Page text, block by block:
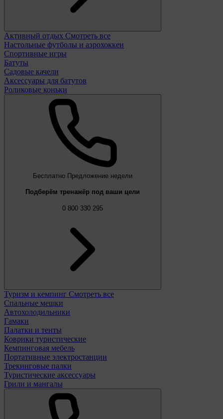
Активный отдых Смотреть все
Настольные футболы и аэрохоккеи
Спортивные игры
Батуты
Садовые качели
Аксессуары для батутов
Роликовые коньки
Бесплатно Предложение недели
Подберём тренажёр под ваши цели
0 800 330 295
Туризм и кемпинг Смотреть все
Спальные мешки
Автохолодильники
Гамаки
Палатки и тенты
Коврики туристические
Кемпинговая мебель
Портативные электростанции
Трекинговые палки
Туристические аксессуары
Грили и мангалы